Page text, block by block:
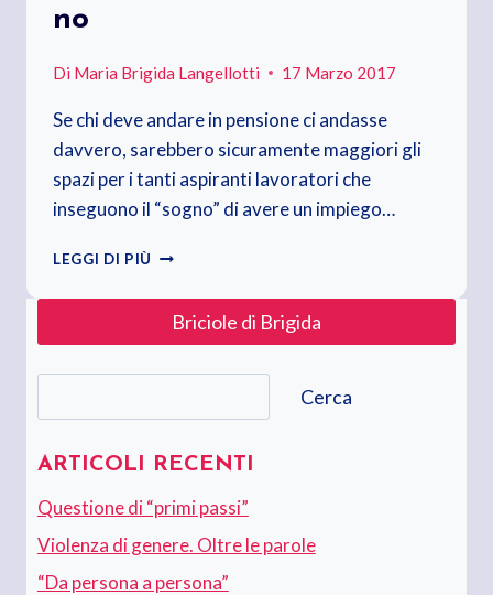
no
Di Maria Brigida Langellotti 17 Marzo 2017
Se chi deve andare in pensione ci andasse
davvero, sarebbero sicuramente maggiori gli
spazi per i tanti aspiranti lavoratori che
inseguono il “sogno” di avere un impiego…
LEGGI DI PIÙ
EH…
NO,
NO,
Briciole di Brigida
Cerca
ARTICOLI RECENTI
Questione di “primi passi”
Violenza di genere. Oltre le parole
“Da persona a persona”